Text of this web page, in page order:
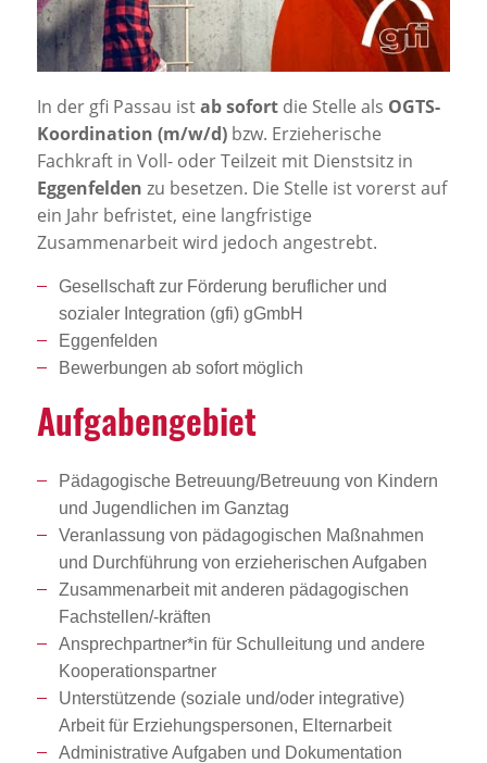
Jobportal
Presse und Medien
bbw e. V.
Karriere
Presse
News Archiv
In der gfi Passau istab sofortdie Stelle als OGTS-
Koordination (m/w/d) bzw. Erzieherische
Fachkraft in Voll- oder Teilzeit mit Dienstsitz in
Eggenfelden zu besetzen. Die Stelle ist vorerst auf
ein Jahr befristet, eine langfristige
Zusammenarbeit wird jedoch angestrebt.
Gesellschaft zur Förderung beruflicher und
sozialer Integration (gfi) gGmbH
Eggenfelden
Bewerbungen ab sofort möglich
Aufga­ben­ge­biet
Pädagogische Betreuung/Betreuung von Kindern
und Jugendlichen im Ganztag
Veranlassung von pädagogischen Maßnahmen
und Durchführung von erzieherischen Aufgaben
Zusammenarbeit mit anderen pädagogischen
Fachstellen/-kräften
Ansprechpartner*in für Schulleitung und andere
Kooperationspartner
Unterstützende (soziale und/oder integrative)
Arbeit für Erziehungspersonen, Elternarbeit
Administrative Aufgaben und Dokumentation